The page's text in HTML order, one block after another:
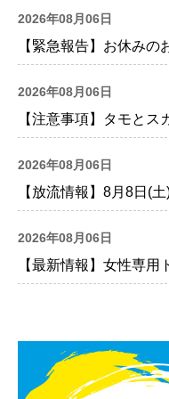
2026年08月06日
【緊急報告】お休みの
2026年08月06日
【注意事項】タモとス
2026年08月06日
【放流情報】8月8日(
2026年08月06日
【最新情報】女性専用